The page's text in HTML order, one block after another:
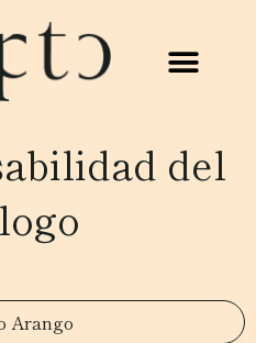
del
Arango